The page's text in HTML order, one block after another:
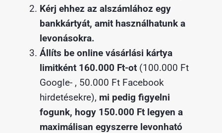
Kérj ehhez az alszámlához egy
bankkártyát, amit használhatunk a
levonásokra.
Állíts be online vásárlási kártya
limitként 160.000 Ft-ot (100.000 Ft
Google- , 50.000 Ft Facebook
hirdetésekre), mi pedig figyelni
fogunk, hogy 150.000 Ft legyen a
maximálisan egyszerre levonható